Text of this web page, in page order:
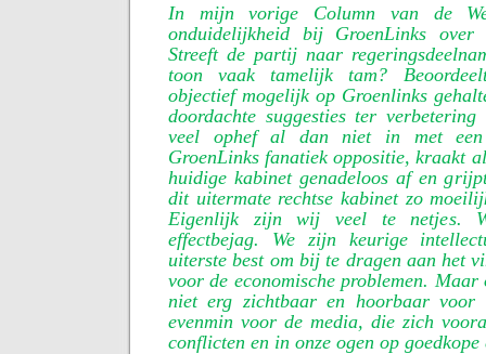
In mijn vorige Column van de
onduidelijkheid bij GroenLinks
Streeft de partij naar
toon vaak tamelijk tam?
objectief mogelijk op Groenlinks
doordachte suggesties ter
veel ophef al dan niet in met
GroenLinks fanatiek oppositie, kraakt
huidige kabinet genadeloos af en
dit uitermate rechtse kabinet zo
Eigenlijk zijn wij veel te netjes.
effectbejag. We zijn keurige
uiterste best om bij te dragen aan het
voor de economische problemen.
niet erg zichtbaar en hoorbaar voor
evenmin voor de media, die zich
conflicten en in onze ogen op goedkope